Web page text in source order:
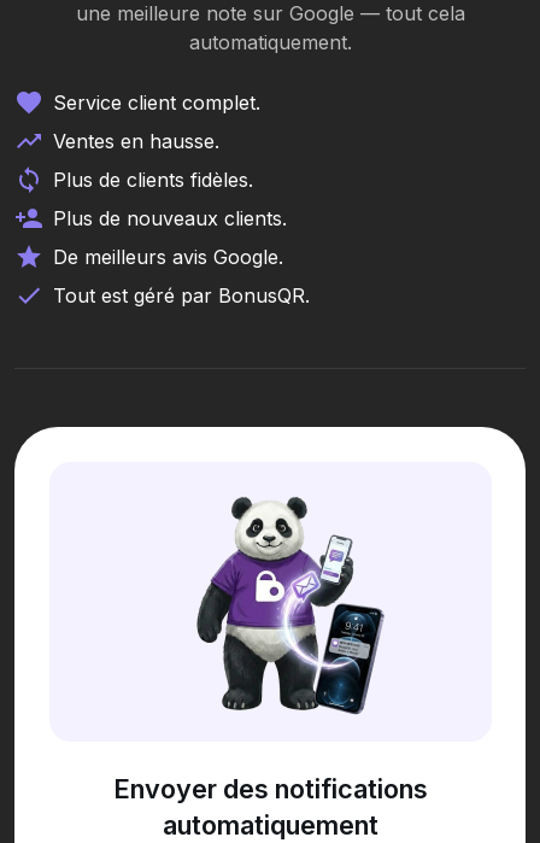
une meilleure note sur Google — tout cela
automatiquement.
Service client complet.
Ventes en hausse.
Plus de clients fidèles.
Plus de nouveaux clients.
De meilleurs avis Google.
Tout est géré par BonusQR.
Envoyer des notifications
automatiquement